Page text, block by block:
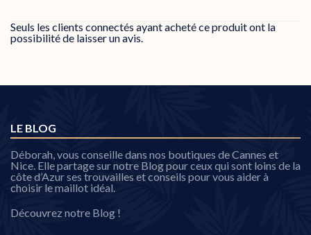
Seuls les clients connectés ayant acheté ce produit ont la
possibilité de laisser un avis.
LE BLOG
Déborah, vous conseille dans nos boutiques de Cannes et
Nice. Elle partage sur notre Blog pour ceux qui sont loins de la
côte d’Azur ses trouvailles et conseils pour vous aider à
choisir le maillot idéal.
Découvrez notre Blog !